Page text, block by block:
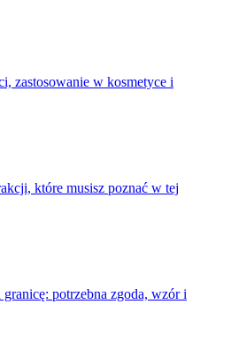
zastosowanie w kosmetyce i
które musisz poznać w tej
potrzebna zgoda, wzór i